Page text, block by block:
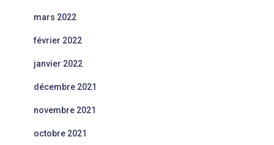
mars 2022
février 2022
janvier 2022
décembre 2021
novembre 2021
octobre 2021